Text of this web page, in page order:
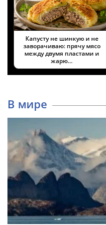
Капусту не шинкую и не
заворачиваю: прячу мясо
между двумя пластами и
жарю…
В мире